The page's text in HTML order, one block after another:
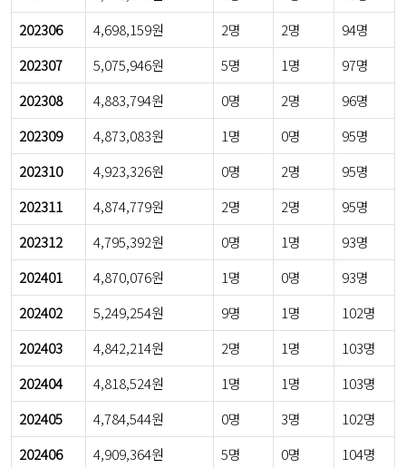
202306
4,698,159원 2명 2명
94명
202307
5,075,946원 5명 1명
97명
202308
4,883,794원 0명 2명
96명
202309
4,873,083원 1명 0명
95명
202310
4,923,326원 0명 2명
95명
202311
4,874,779원 2명 2명
95명
202312
4,795,392원 0명 1명
93명
202401
4,870,076원 1명 0명
93명
202402
5,249,254원 9명 1명
102명
202403
4,842,214원 2명 1명
103명
202404
4,818,524원 1명 1명
103명
202405
4,784,544원 0명 3명
102명
202406
4,909,364원 5명 0명
104명